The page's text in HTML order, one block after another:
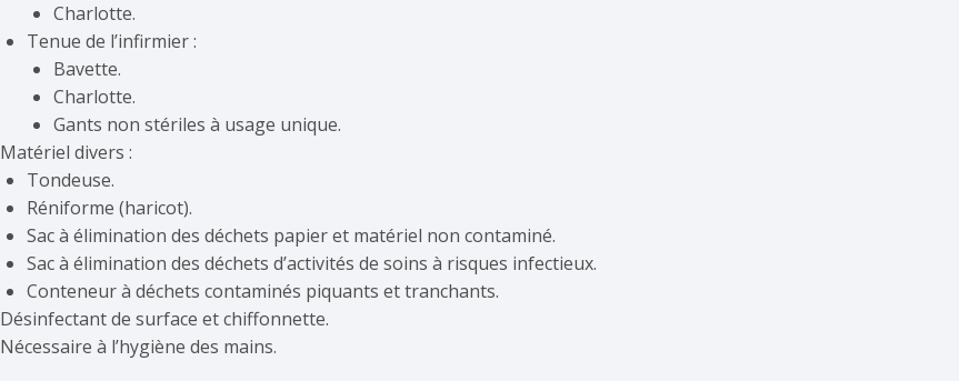
Charlotte.
Tenue de l’infirmier :
Bavette.
Charlotte.
Gants non stériles à usage unique.
Matériel divers :
Tondeuse.
Réniforme (haricot).
Sac à élimination des déchets papier et matériel non contaminé.
Sac à élimination des déchets d’activités de soins à risques infectieux.
Conteneur à déchets contaminés piquants et tranchants.
Désinfectant de surface et chiffonnette.
Nécessaire à l’hygiène des mains.